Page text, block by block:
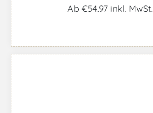
Ab €54,97 inkl. MwSt.